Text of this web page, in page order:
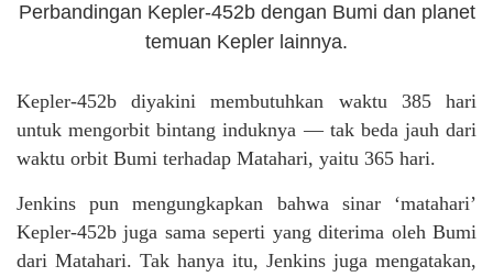
Perbandingan Kepler-452b dengan Bumi dan planet
temuan Kepler lainnya.
Kepler-452b diyakini membutuhkan waktu 385 hari
untuk mengorbit bintang induknya — tak beda jauh dari
waktu orbit Bumi terhadap Matahari, yaitu 365 hari.
Jenkins pun mengungkapkan bahwa sinar ‘matahari’
Kepler-452b juga sama seperti yang diterima oleh Bumi
dari Matahari. Tak hanya itu, Jenkins juga mengatakan,